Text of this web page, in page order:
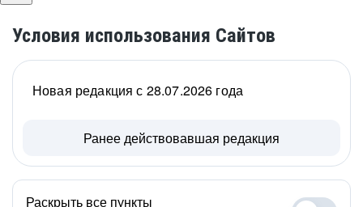
Условия использования Сайтов
Новая редакция с 28.07.2026 года
Ранее действовавшая редакция
Раскрыть все пункты